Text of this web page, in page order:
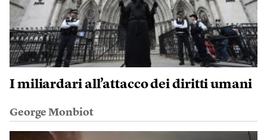
I miliardari all’attacco dei diritti umani
George Monbiot